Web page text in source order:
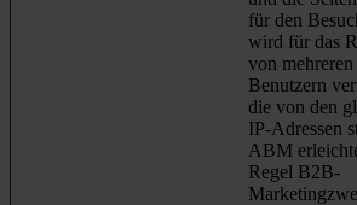
für den
wird für das
von mehreren
Benutzern
die von den
IP-Adressen
ABM
Regel B2B-